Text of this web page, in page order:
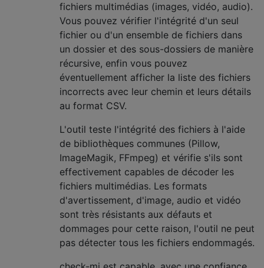
fichiers multimédias (images, vidéo, audio).
Vous pouvez vérifier l'intégrité d'un seul
fichier ou d'un ensemble de fichiers dans
un dossier et des sous-dossiers de manière
récursive, enfin vous pouvez
éventuellement afficher la liste des fichiers
incorrects avec leur chemin et leurs détails
au format CSV.
L'outil teste l'intégrité des fichiers à l'aide
de bibliothèques communes (Pillow,
ImageMagik, FFmpeg) et vérifie s'ils sont
effectivement capables de décoder les
fichiers multimédias. Les formats
d'avertissement, d'image, audio et vidéo
sont très résistants aux défauts et
dommages pour cette raison, l'outil ne peut
pas détecter tous les fichiers endommagés.